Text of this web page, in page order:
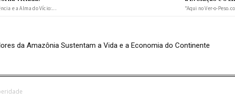
e a Alma do Vício:... "Aqui no Ver-o-
da Amazônia Sustentam a Vida e a Economia do Continente